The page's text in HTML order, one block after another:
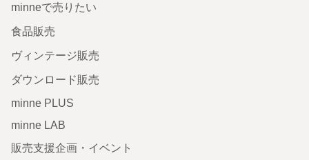
minneで売りたい
食品販売
ヴィンテージ販売
ダウンロード販売
minne PLUS
minne LAB
販売支援企画・イベント